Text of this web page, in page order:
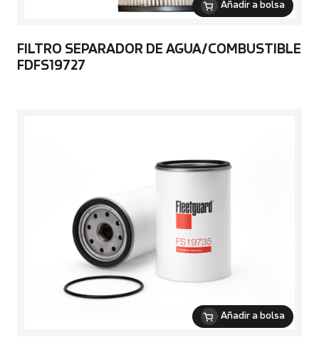
Añadir a bolsa
FILTRO SEPARADOR DE AGUA/COMBUSTIBLE
FDFS19727
Añadir a bolsa